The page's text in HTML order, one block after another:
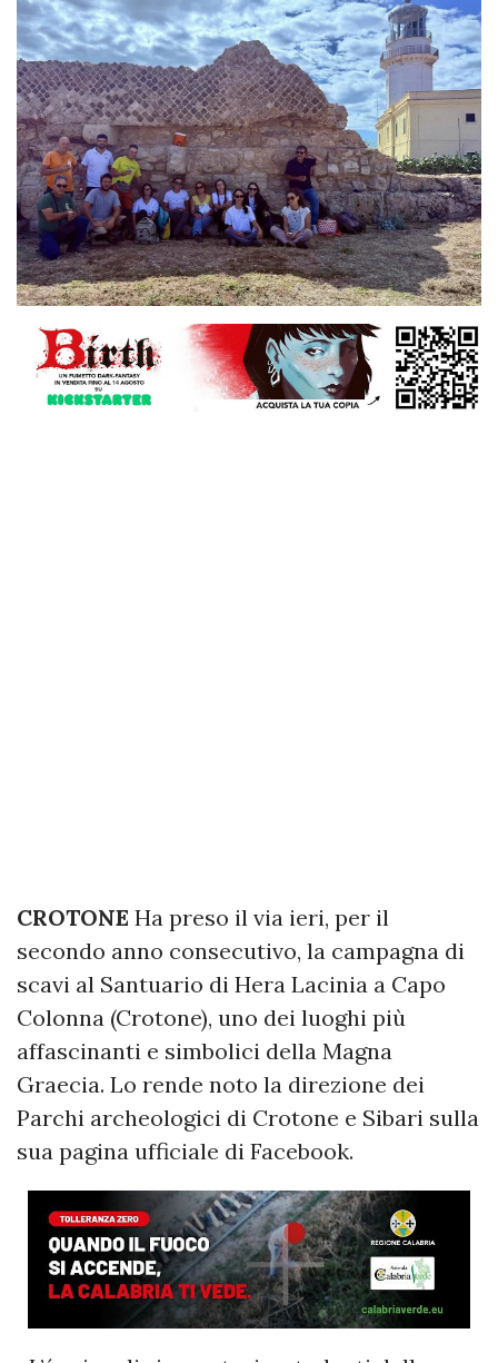
CROTONE Ha preso il via ieri, per il
secondo anno consecutivo, la campagna di
scavi al Santuario di Hera Lacinia a Capo
Colonna (Crotone), uno dei luoghi più
affascinanti e simbolici della Magna
Graecia. Lo rende noto la direzione dei
Parchi archeologici di Crotone e Sibari sulla
sua pagina ufficiale di Facebook.